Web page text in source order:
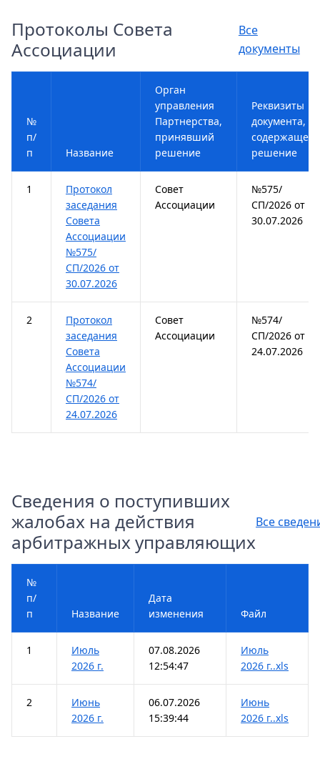
Протоколы Совета
Ассоциации
Все
документы
№
п/
п
Название
Орган
управления
Партнерства,
принявший
решение
Реквизиты
документа,
содержащего
решение
1
Протокол
заседания
Совета
Ассоциации
№575/
СП/2026 от
30.07.2026
Совет
Ассоциации
№575/
СП/2026 от
30.07.2026
2
Протокол
заседания
Совета
Ассоциации
№574/
СП/2026 от
24.07.2026
Совет
Ассоциации
№574/
СП/2026 от
24.07.2026
Сведения о поступивших
жалобах на действия
арбитражных управляющих
Все
№
п/
п
Название
Дата
изменения
Файл
1
Июль
2026 г.
07.08.2026
12:54:47
Июль
2026 г..xls
2
Июнь
2026 г.
06.07.2026
15:39:44
Июнь
2026 г..xls